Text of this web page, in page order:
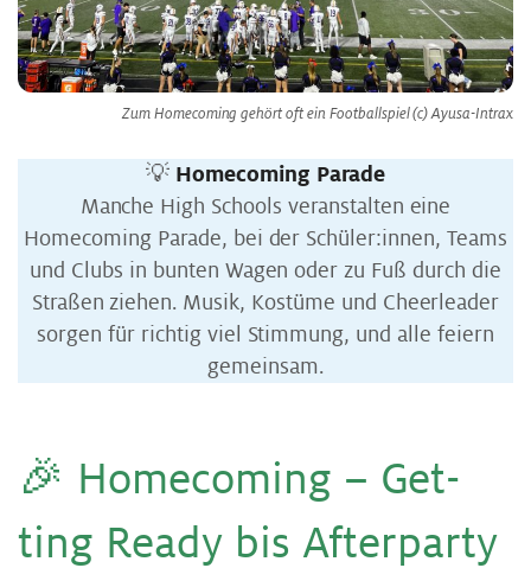
Zum Homecoming gehört oft ein Footballspiel (c) Ayusa-Intrax
💡 Homecoming Parade
Manche High Schools veranstalten eine
Homecoming Parade, bei der Schüler:innen, Teams
und Clubs in bunten Wagen oder zu Fuß durch die
Straßen ziehen. Musik, Kostüme und Cheerleader
sorgen für richtig viel Stimmung, und alle feiern
gemeinsam.
🎉 Home­co­m­ing – Get­
ting Re­a­dy bis Af­ter­par­ty